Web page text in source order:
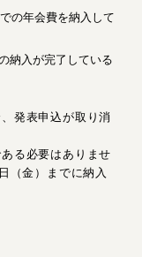
の年会費を納入して
納入が完了している
発表申込が取り消
る必要はありませ
（金）までに納入